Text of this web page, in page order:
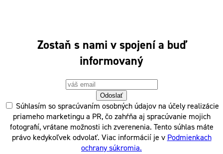
Zostaň s nami v spojení a buď
informovaný
Odoslať
Súhlasím so spracúvaním osobných údajov na účely realizácie
priameho marketingu a PR, čo zahŕňa aj spracúvanie mojich
fotografií, vrátane možnosti ich zverenenia. Tento súhlas máte
právo kedykoľvek odvolať. Viac informácií je v Podmienkach
ochrany súkromia.